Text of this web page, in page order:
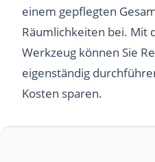
einem gepflegten
Räumlichkeiten bei. Mit
Werkzeug können Sie
eigenständig
Kosten sparen.